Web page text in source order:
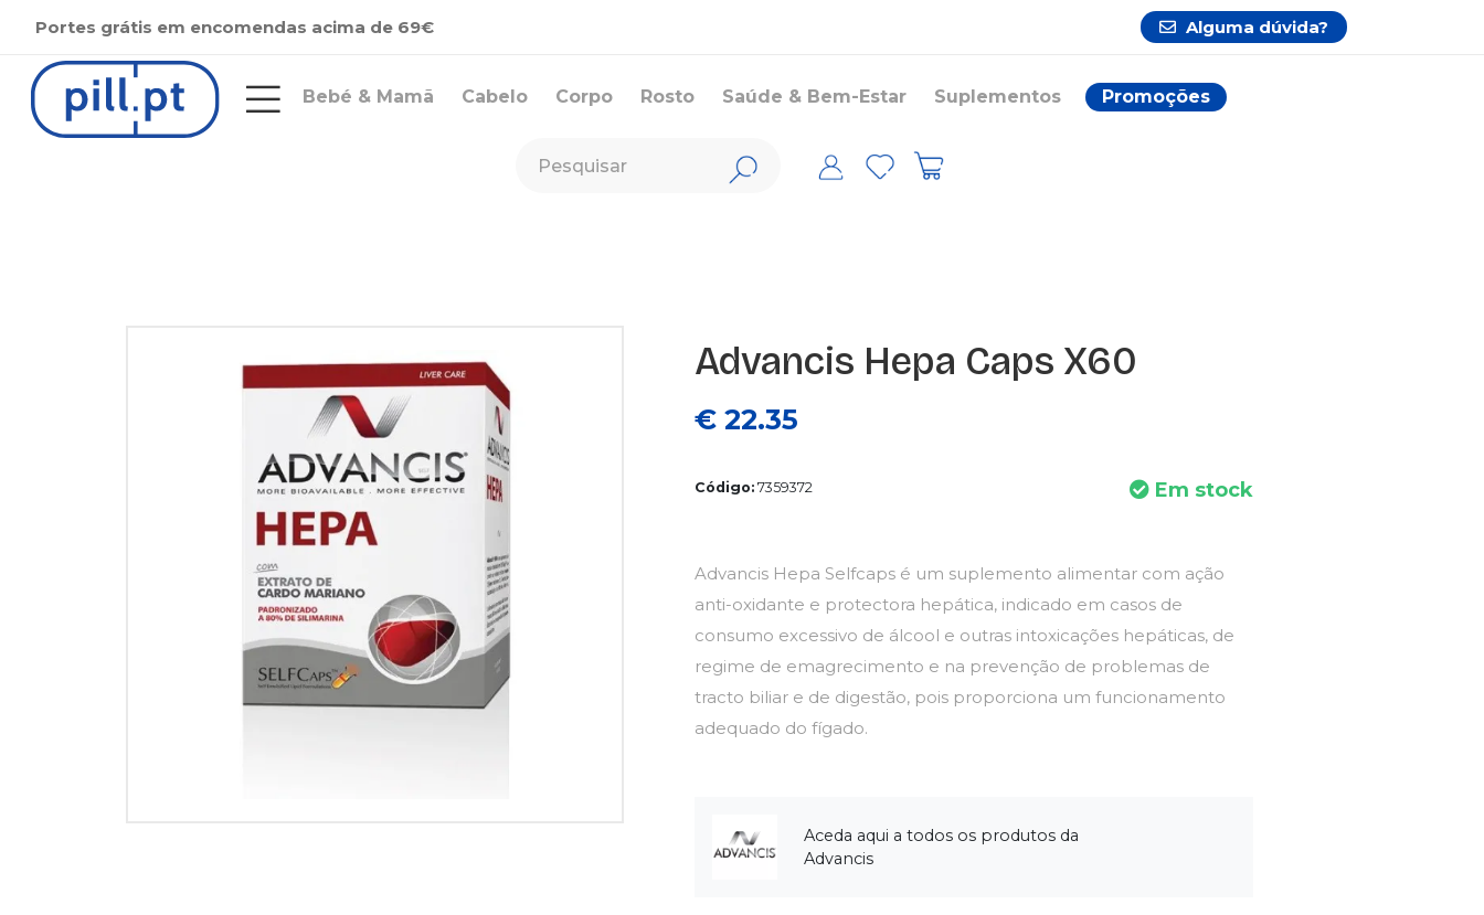
Portes grátis em encomendas acima de 69€ Alguma dúvida?
Bebé & Mamã Cabelo Corpo Rosto Saúde & Bem-Estar Suplementos Promoções
Advancis Hepa Caps X60
€ 22.35
Código: 7359372 Em stock
Advancis Hepa Selfcaps é um suplemento alimentar com ação
anti-oxidante e protectora hepática, indicado em casos de
consumo excessivo de álcool e outras intoxicações hepáticas, de
regime de emagrecimento e na prevenção de problemas de
tracto biliar e de digestão, pois proporciona um funcionamento
adequado do fígado.
Aceda aqui a todos os produtos da
Advancis